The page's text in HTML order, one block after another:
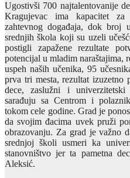
Ugostivši 700 najtalentovanije
Kragujevac ima kapacitet
zahtevnog događaja, dok broj
srednjih škola koji su uzeli
postigli zapažene rezultate
potencijal u mladim naraštajima,
uspeh naših učenika, 95
prva tri mesta, rezultat izuzetno
dece, zaslužni i
sarađuju sa Centrom i
tokom cele godine. Grad je
da svojim đacima uvek pruži
obrazovanju. Za grad je važno
srednjoj školi usmeri ka
stanovništvo jer ta pametna
Aleksić.